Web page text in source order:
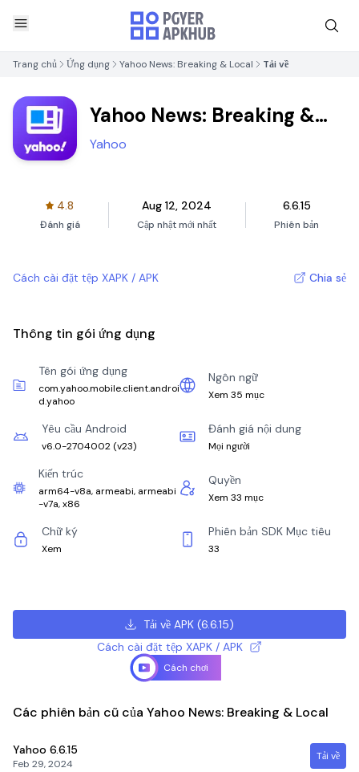
Trang chủ Ứng dụng Yahoo News: Breaking & Local Tải về
Yahoo News: Breaking &
Local
Yahoo
4.8
Đánh giá
Aug 12, 2024
Cập nhật mới nhất
6.6.15
Phiên bản
Cách cài đặt tệp XAPK / APK Chia sẻ
Thông tin gói ứng dụng
Tên gói ứng dụng
com.yahoo.mobile.client.androi
d.yahoo
Ngôn ngữ
Xem 35 mục
Yêu cầu Android
v6.0-2704002 (v23)
Đánh giá nội dung
Mọi người
Kiến trúc
arm64-v8a, armeabi, armeabi
-v7a, x86
Quyền
Xem 33 mục
Chữ ký
Xem
Phiên bản SDK Mục tiêu
33
Tải về APK (6.6.15)
Cách cài đặt tệp XAPK / APK
Cách chơi
Các phiên bản cũ của Yahoo News: Breaking & Local
Yahoo 6.6.15
Feb 29, 2024
Tải về